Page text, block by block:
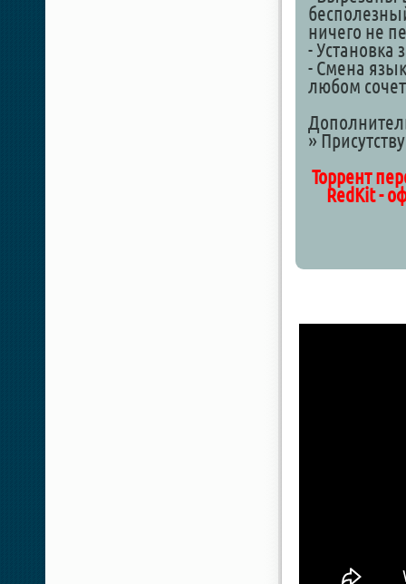
ничего не
- Установка
- Смена
любом
»
Торрент
RedKit -